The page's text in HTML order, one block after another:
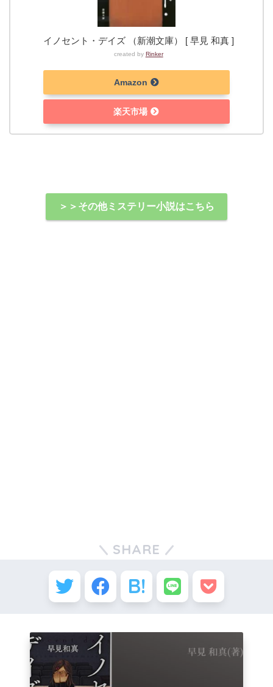
イノセント・デイズ （新潮文庫） [ 早見 和真 ]
created by Rinker
Amazon
楽天市場
＞＞その他ミステリー小説はこちら
SHARE